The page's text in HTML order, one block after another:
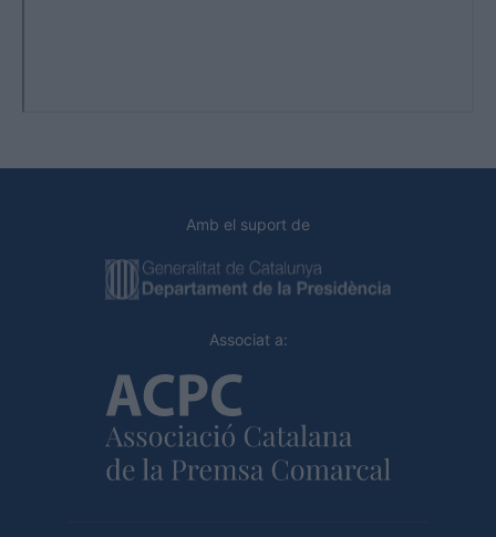
Amb el suport de
Associat a: